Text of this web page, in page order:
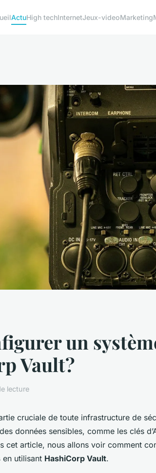
ActuHigh techInternetJeux-videoMarketing
un
Vault?
lecture
cruciale de toute infrastructure de
données sensibles, comme les clés
cet article, nous allons voir comment
en utilisant HashiCorp Vault.